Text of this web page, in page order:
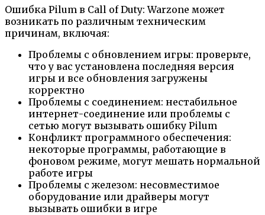
Ошибка Pilum в Call of Duty: Warzone может
возникать по различным техническим
причинам, включая:
Проблемы с обновлением игры: проверьте,
что у вас установлена последняя версия
игры и все обновления загружены
корректно
Проблемы с соединением: нестабильное
интернет-соединение или проблемы с
сетью могут вызывать ошибку Pilum
Конфликт программного обеспечения:
некоторые программы, работающие в
фоновом режиме, могут мешать нормальной
работе игры
Проблемы с железом: несовместимое
оборудование или драйверы могут
вызывать ошибки в игре